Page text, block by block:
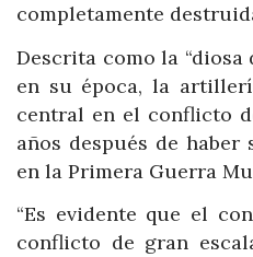
completamente
Descrita como la
en su época, la
central en el conflicto
años después de
en la Primera Guerra
“Es evidente que el
conflicto de gran